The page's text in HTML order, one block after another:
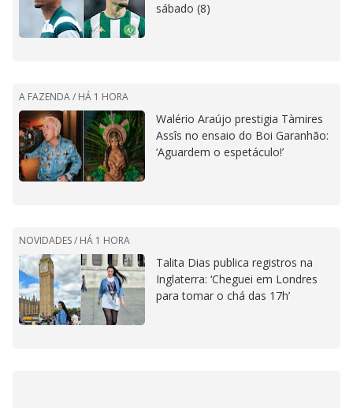
sábado (8)
A FAZENDA / HÁ 1 HORA
Walério Araújo prestigia Tàmires
Assîs no ensaio do Boi Garanhão:
‘Aguardem o espetáculo!’
NOVIDADES / HÁ 1 HORA
Talita Dias publica registros na
Inglaterra: ‘Cheguei em Londres
para tomar o chá das 17h’